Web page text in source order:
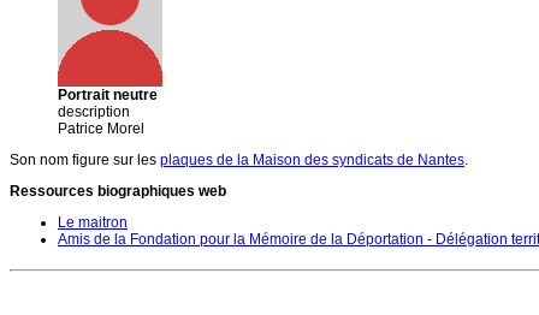
Portrait neutre
description
Patrice Morel
Son nom figure sur les plaques de la Maison des syndicats de Nantes.
Ressources biographiques web
Le maitron
Amis de la Fondation pour la Mémoire de la Déportation - Délégation